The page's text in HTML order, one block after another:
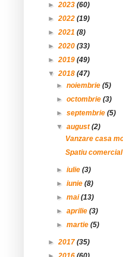
►2023 (60)
►2022 (19)
►2021 (8)
►2020 (33)
►2019 (49)
▼2018 (47)
►noiembrie(5)
►octombrie(3)
►septembrie(5)
▼august(2)
Vanzare casa
Spatiu
►iulie(3)
►iunie(8)
►mai(13)
►aprilie(3)
►martie(5)
►2017 (35)